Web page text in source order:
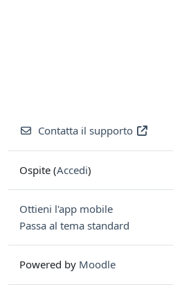
Contatta il supporto
Ospite (Accedi)
Ottieni l'app mobile
Passa al tema standard
Powered by Moodle